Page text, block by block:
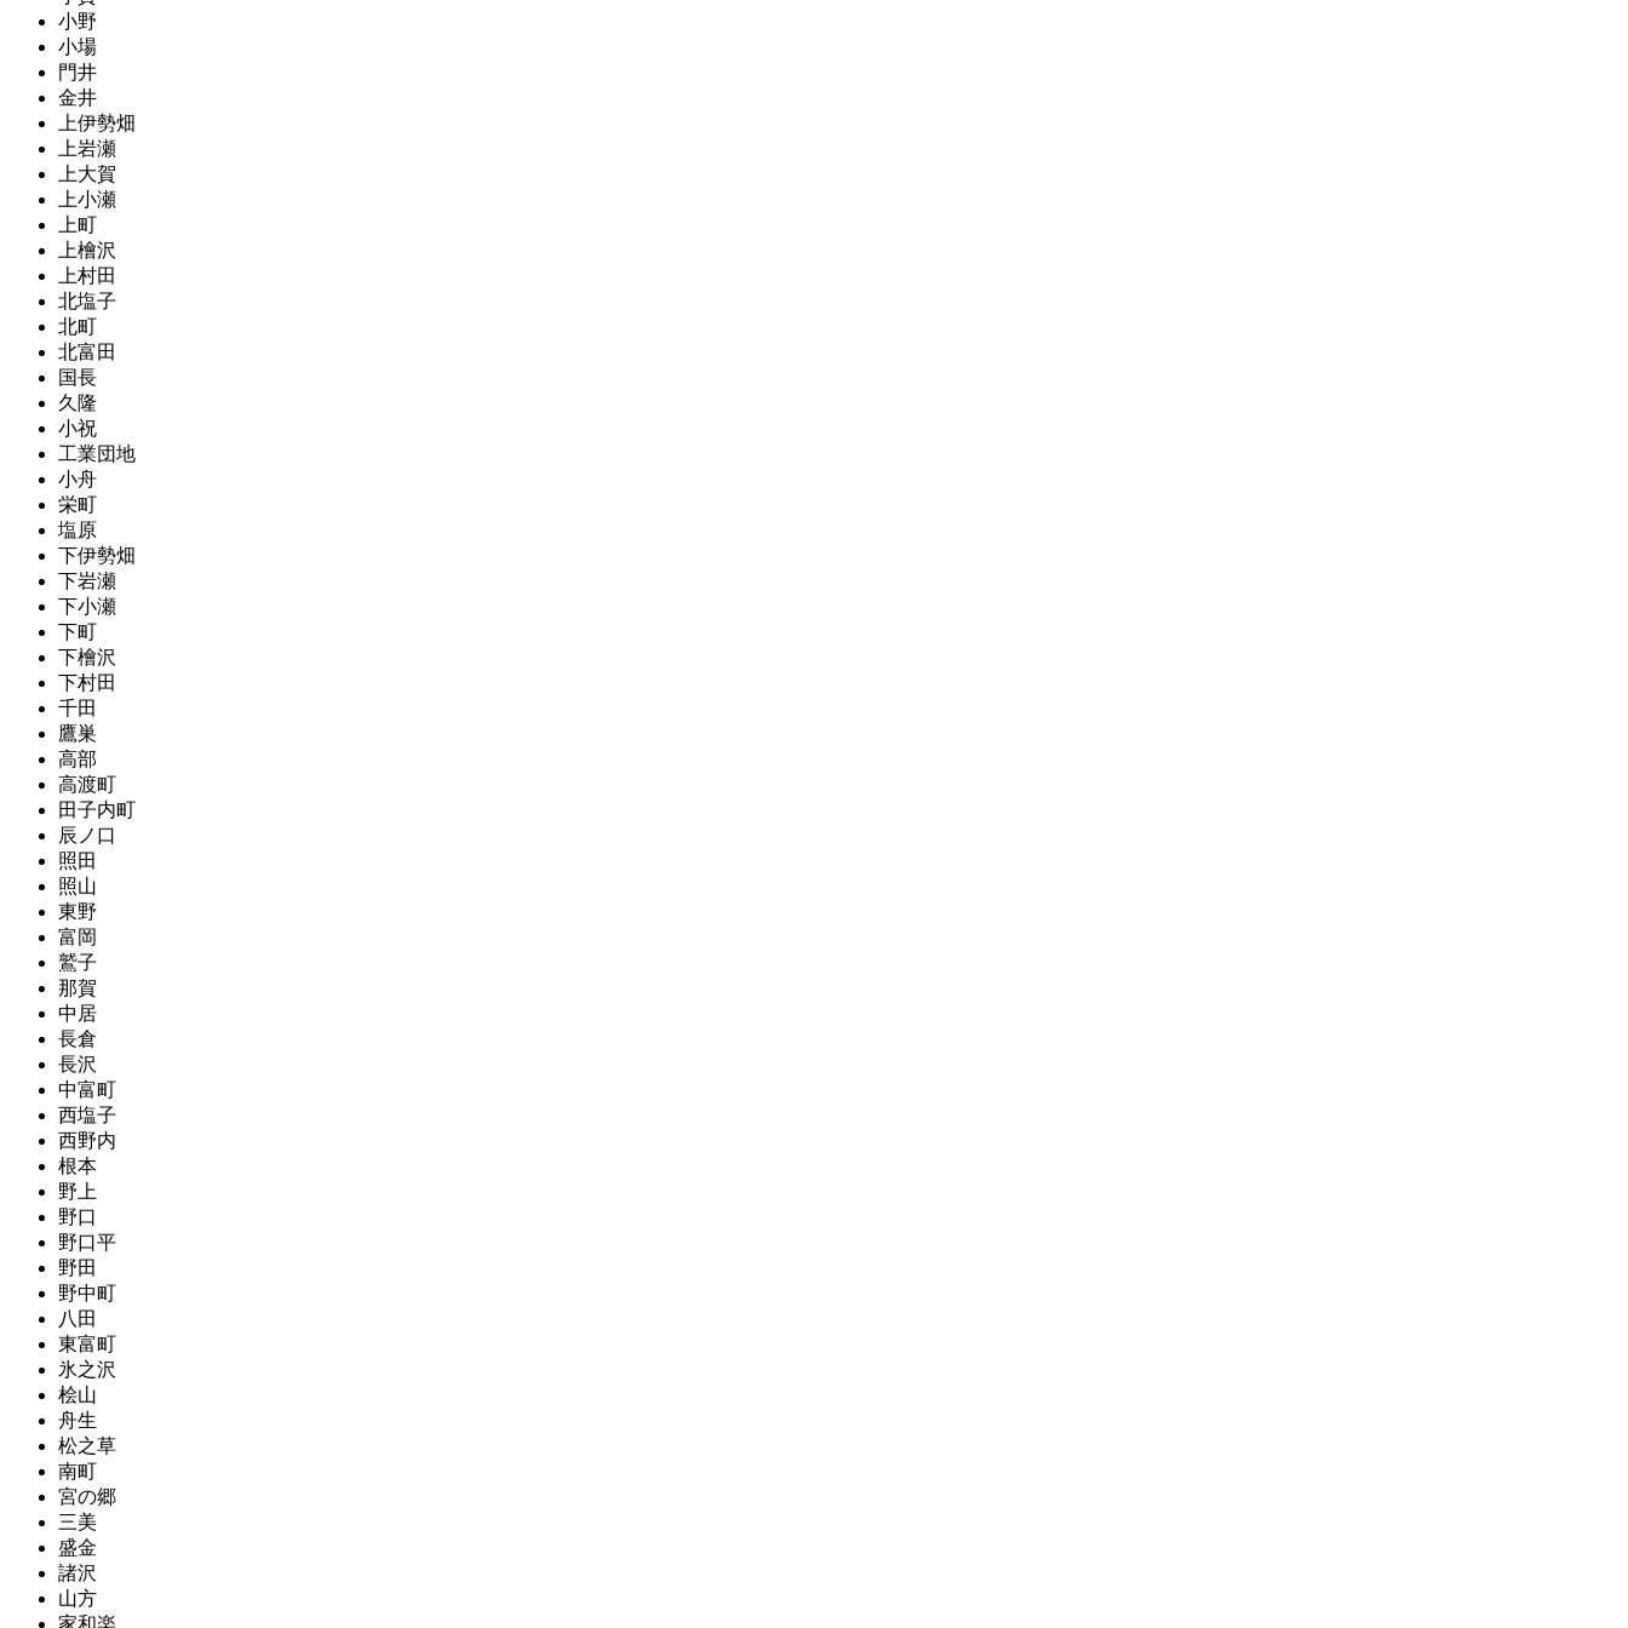
小野
小場
門井
金井
上伊勢畑
上岩瀬
上大賀
上小瀬
上町
上檜沢
上村田
北塩子
北町
北富田
国長
久隆
小祝
工業団地
小舟
栄町
塩原
下伊勢畑
下岩瀬
下小瀬
下町
下檜沢
下村田
千田
鷹巣
高部
高渡町
田子内町
辰ノ口
照田
照山
東野
富岡
鷲子
那賀
中居
長倉
長沢
中富町
西塩子
西野内
根本
野上
野口
野口平
野田
野中町
八田
東富町
氷之沢
桧山
舟生
松之草
南町
宮の郷
三美
盛金
諸沢
山方